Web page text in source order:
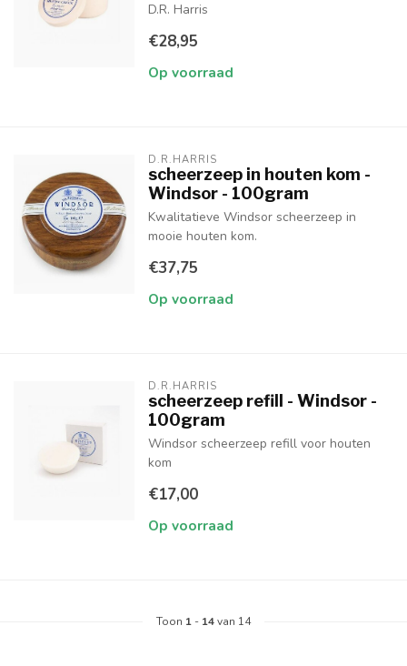
D.R. Harris
€28,95
Op voorraad
D.R.HARRIS
scheerzeep in houten kom -
Windsor - 100gram
Kwalitatieve Windsor scheerzeep in
mooie houten kom.
€37,75
Op voorraad
D.R.HARRIS
scheerzeep refill - Windsor -
100gram
Windsor scheerzeep refill voor houten
kom
€17,00
Op voorraad
Toon 1 - 14van 14